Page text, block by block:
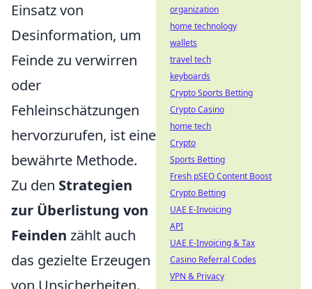
Einsatz von
Desinformation, um
Feinde zu verwirren
oder
Fehleinschätzungen
hervorzurufen, ist eine
bewährte Methode.
Zu den Strategien
zur Überlistung von
Feinden zählt auch
das gezielte Erzeugen
von Unsicherheiten.
organization
home technology
wallets
travel tech
keyboards
Crypto Sports Betting
Crypto Casino
home tech
Crypto
Sports Betting
Fresh pSEO Content Boost
Crypto Betting
UAE E-Invoicing
API
UAE E-Invoicing & Tax
Casino Referral Codes
VPN & Privacy